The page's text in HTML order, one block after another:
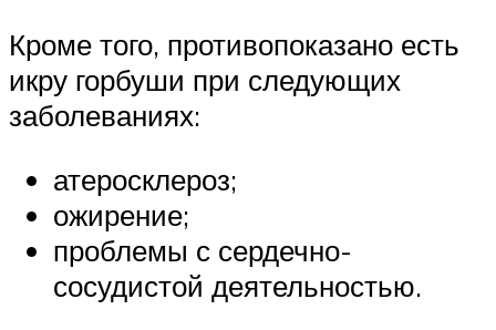
Кроме того, противопоказано есть
икру горбуши при следующих
заболеваниях:
атеросклероз;
ожирение;
проблемы с сердечно-
сосудистой деятельностью.